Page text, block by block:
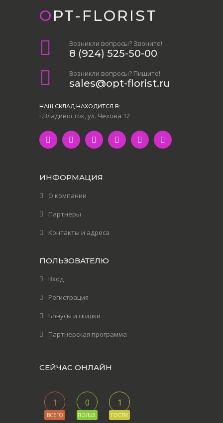
OPT-FLORIST
Возникли вопросы? Звоните!
8 (924) 525-50-00
Возникли вопросы? Пишите!
sales@opt-florist.ru
НАШ СКЛАД НАХОДИТСЯ В:
г.Владивосток, ул. Чехова 12
ИНФОРМАЦИЯ
О компании
Партнеры
Контакты и адреса
ПОЛЬЗОВАТЕЛЮ
Вход
Регистрация
Бонусы и скидки
Партнерская программа
СЕЙЧАС ОНЛАЙН
1
ВСЕГО
0
ПОЛЬЗ.
1
ГОСТИ